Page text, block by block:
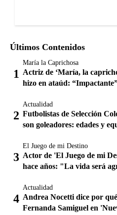
Últimos Contenidos
María la Caprichosa
Actriz de ‘María, la
hizo en ataúd:
Actualidad
Futbolistas de Selección
son goleadores: edades y
El Juego de mi Destino
Actor de 'El Juego de mi
hace años: "La vida será
Actualidad
Andrea Nocetti dice por
Fernanda Samiguel en